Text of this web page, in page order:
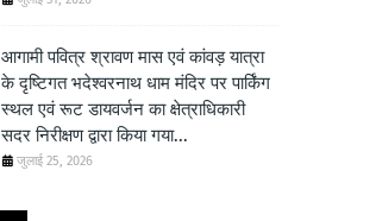
आगामी पवित्र श्रावण मास एवं कांवड़ यात्रा
के दृष्टिगत भदेश्वरनाथ धाम मंदिर पर पार्किंग
स्थल एवं रूट डायवर्जन का क्षेत्राधिकारी
सदर निरीक्षण द्वारा किया गया...
जुलाई 25, 2026